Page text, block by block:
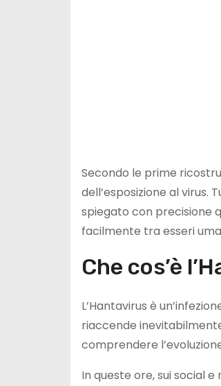
Secondo le prime
dell’esposizione al
spiegato con precisione
facilmente tra esseri
Che cos’è
L’Hantavirus è
riaccende
comprendere
In queste ore, sui social